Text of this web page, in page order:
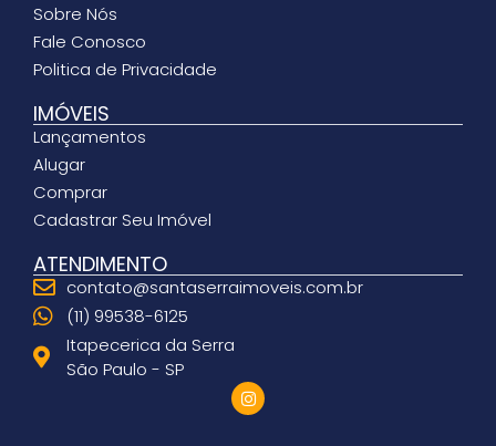
Sobre Nós
Fale Conosco
Politica de Privacidade
IMÓVEIS
Lançamentos
Alugar
Comprar
Cadastrar Seu Imóvel
ATENDIMENTO
contato@santaserraimoveis.com.br
(11) 99538-6125
Itapecerica da Serra
São Paulo - SP